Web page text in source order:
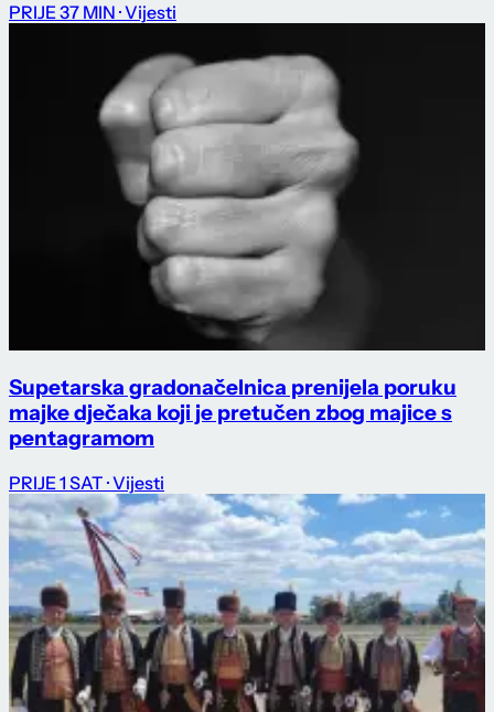
PRIJE 37 MIN · Vijesti
Supetarska gradonačelnica prenijela poruku
majke dječaka koji je pretučen zbog majice s
pentagramom
PRIJE 1 SAT · Vijesti